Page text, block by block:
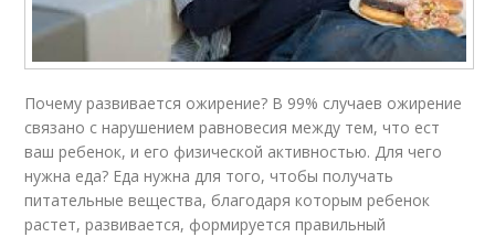
Почему развивается ожирение? В 99% случаев ожирение
связано с нарушением равновесия между тем, что ест
ваш ребенок, и его физической активностью. Для чего
нужна еда? Еда нужна для того, чтобы получать
питательные вещества, благодаря которым ребенок
растет, развивается, формируется правиль­ный